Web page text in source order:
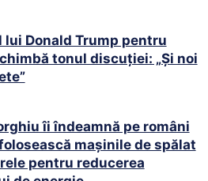
lui Donald Trump pentru
tonul discuției: „Și noi
îi îndeamnă pe români
mașinile de spălat
pentru reducerea